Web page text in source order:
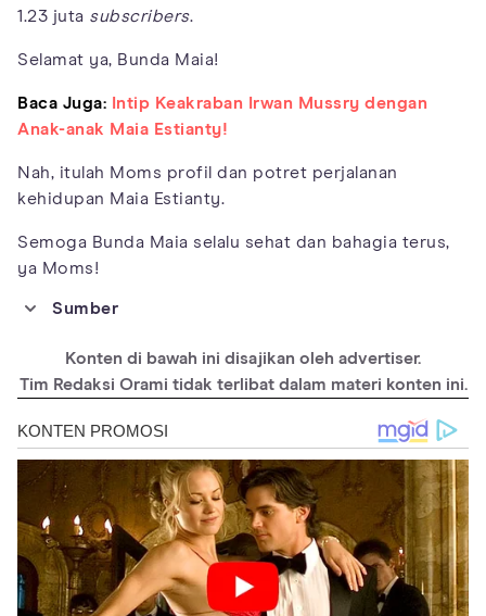
1.23 juta subscribers.
Selamat ya, Bunda Maia!
Baca Juga:
Intip Keakraban Irwan Mussry dengan
Anak-anak Maia Estianty!
Nah, itulah Moms profil dan potret perjalanan
kehidupan Maia Estianty.
Semoga Bunda Maia selalu sehat dan bahagia terus,
ya Moms!
Sumber
https://www.instagram.com/p/CMRry4FjTMH/
https://en.wikipedia.org/wiki/Maia_Estianty
Konten di bawah ini disajikan oleh advertiser.
Tim Redaksi Orami tidak terlibat dalam materi konten ini.